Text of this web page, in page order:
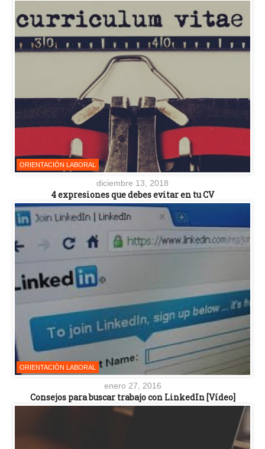
ORIENTACIÓN LABORAL
diciembre 13, 2018
4 expresiones que debes evitar en tu CV
ORIENTACIÓN LABORAL
enero 27, 2016
Consejos para buscar trabajo con LinkedIn [Vídeo]